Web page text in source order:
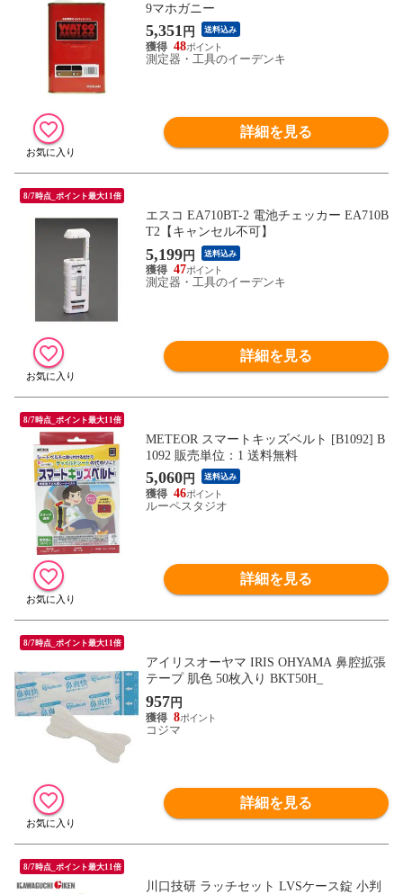
9マホガニー
5,351 円 送料込み
48
測定器・工具のイーデンキ
詳細を見る
8/7時点_ポイント最大11倍
エスコ EA710BT-2 電池チェッカー EA710B
T2【キャンセル不可】
5,199円 送料込み
47
測定器・工具のイーデンキ
詳細を見る
8/7時点_ポイント最大11倍
METEOR スマートキッズベルト [B1092] B
1092 販売単位：1 送料無料
5,060円 送料込み
46
ルーペスタジオ
詳細を見る
8/7時点_ポイント最大11倍
アイリスオーヤマ IRIS OHYAMA 鼻腔拡張
テープ 肌色 50枚入り BKT50H_
957 円
8
コジマ
詳細を見る
8/7時点_ポイント最大11倍
川口技研 ラッチセット LVSケース錠 小判